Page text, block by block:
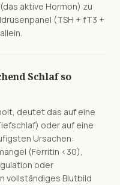
aktive Hormon) zu
(TSH + fT3 +
Schlaf so
deutet das auf eine
oder auf eine
Ursachen:
(Ferritin <30),
oder
vollständiges Blutbild